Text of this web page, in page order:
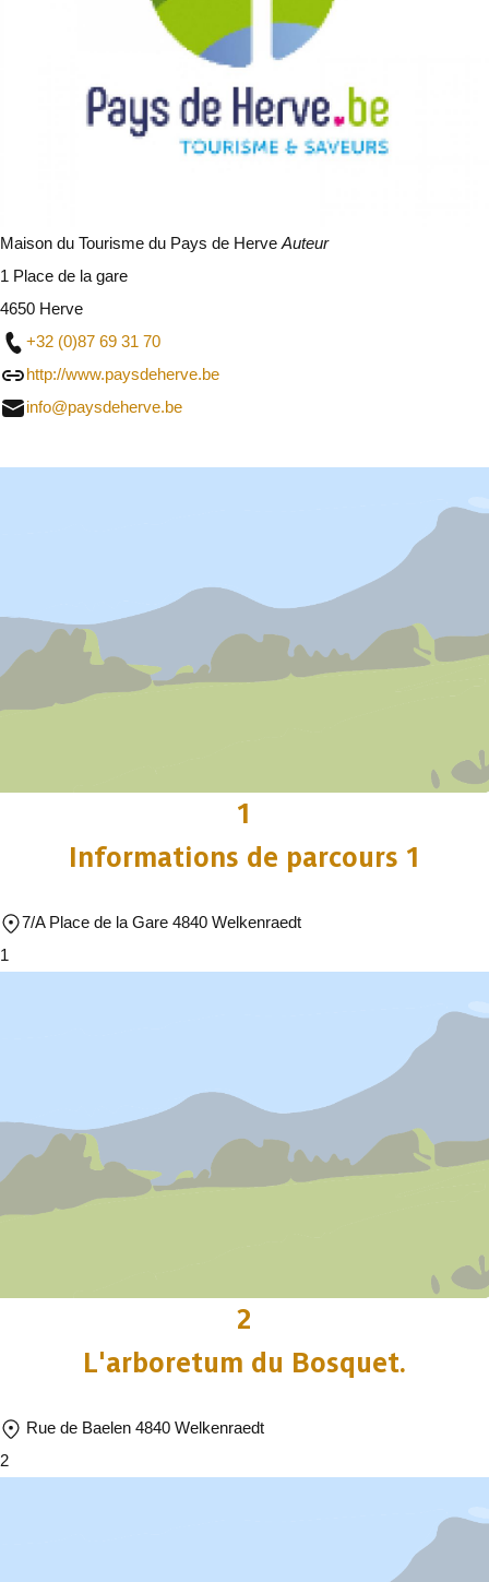
Maison du Tourisme du Pays de Herve Auteur
1 Place de la gare
4650 Herve
+32 (0)87 69 31 70
http://www.paysdeherve.be
info@paysdeherve.be
1
Informations de parcours 1
7/A Place de la Gare 4840 Welkenraedt
1
2
L'arboretum du Bosquet.
Rue de Baelen 4840 Welkenraedt
2